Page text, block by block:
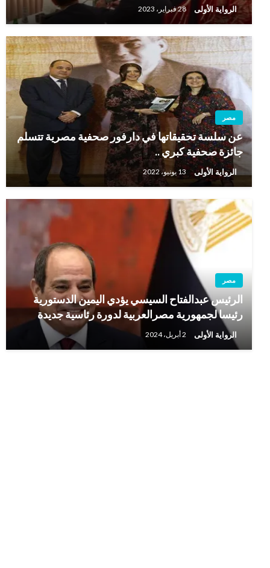
الرواية الأولى 28 فبراير، 2023
مصر
عن سلسة تحقيقاتها في دارفور صحفية مصرية تتسلم
جائزة صحفية كبري ..
الرواية الأولى 13 يونيو، 2022
مصر
الرئيس عبدالفتاح السيسي يؤدي اليمين الدستورية
رئيسا لجمهورية مصرالعربية لدورة رئاسية جديدة
الرواية الأولى 2 أبريل، 2024